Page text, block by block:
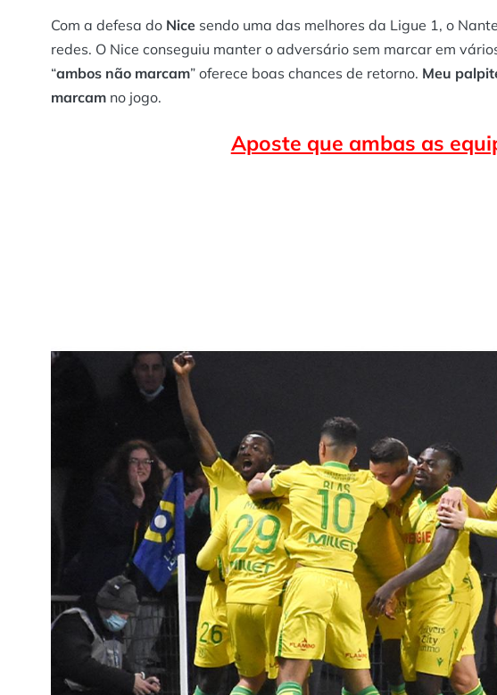
Com a defesa do Nice sendo uma das melhores da Ligue 1, o
redes. O Nice conseguiu manter o adversário sem marcar em
“ambos não marcam” oferece boas chances de retorno​. Meu
marcam no jogo.
Aposte que ambas as